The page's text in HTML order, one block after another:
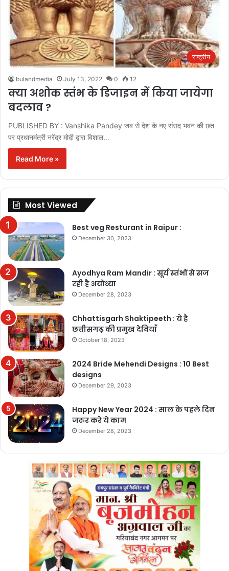
राष्ट्रीय
bulandmedia July 13, 2022 0 12
क्या अशोक स्तंभ के डिजाइन में किया जायेगा
बदलाव ?
PUBLISHED BY : Vanshika Pandey जब से देश के नए संसद भवन की छत
पर प्रधानमंत्री नरेंद्र मोदी द्वारा विशाल…
Read More »
Most Viewed
Best veg Resturant in Raipur :
December 30, 2023
Ayodhya Ram Mandir : सूर्य स्तंभों से सज
रही है अयोध्या
December 28, 2023
Chhattisgarh Shaktipeeth : ये है
छत्तीसगढ़ की प्रमुख देवियाँ
October 18, 2023
2024 Bride Mehendi Designs : 10 Best
designs
December 29, 2023
Happy New Year 2024 : साल के पहले दिन
जरुर करे ये काम
December 28, 2023